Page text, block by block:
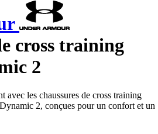
cross training
2
avec les chaussures de cross training
2, conçues pour un confort et un